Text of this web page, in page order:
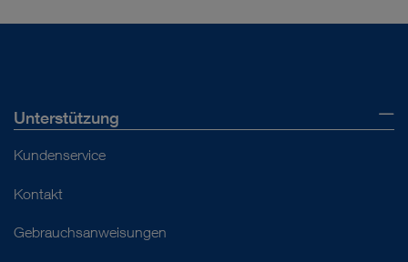
Unterstützung
Kundenservice
Kontakt
Gebrauchsanweisungen